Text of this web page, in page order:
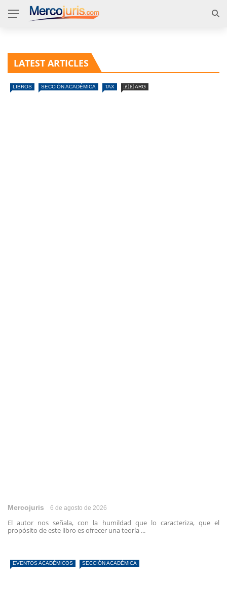
LATEST ARTICLES
LIBROS SECCIÓN ACADÉMICA TAX 🇦🇷 ARG
Mercojuris 6 de agosto de 2026
El autor nos señala, con la humildad que lo caracteriza, que el
propósito de este libro es ofrecer una teoría ...
EVENTOS ACADÉMICOS SECCIÓN ACADÉMICA